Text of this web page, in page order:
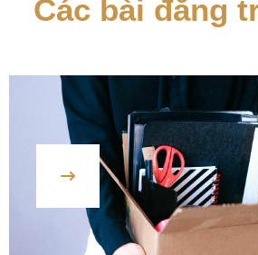
Các bài đăng